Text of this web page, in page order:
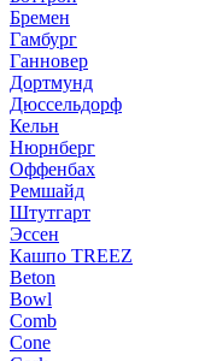
Бремен
Гамбург
Ганновер
Дортмунд
Дюссельдорф
Кельн
Нюрнберг
Оффенбах
Ремшайд
Штутгарт
Эссен
Кашпо TREEZ
Beton
Bowl
Comb
Cone